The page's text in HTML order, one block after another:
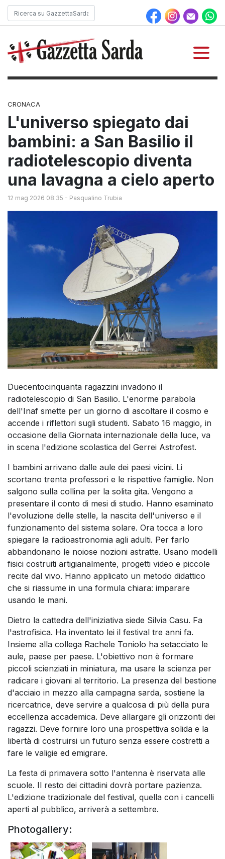
CRONACA
L'universo spiegato dai
bambini: a San Basilio il
radiotelescopio diventa
una lavagna a cielo aperto
12 mag 2026 08:35 - Pasqualino Trubia
Duecentocinquanta ragazzini invadono il
radiotelescopio di San Basilio. L'enorme parabola
dell'Inaf smette per un giorno di ascoltare il cosmo e
accende i riflettori sugli studenti. Sabato 16 maggio, in
occasione della Giornata internazionale della luce, va
in scena l'edizione scolastica del Gerrei Astrofest.
I bambini arrivano dalle aule dei paesi vicini. Li
scortano trenta professori e le rispettive famiglie. Non
salgono sulla collina per la solita gita. Vengono a
presentare il conto di mesi di studio. Hanno esaminato
l'evoluzione delle stelle, la nascita dell'universo e il
funzionamento del sistema solare. Ora tocca a loro
spiegare la radioastronomia agli adulti. Per farlo
abbandonano le noiose nozioni astratte. Usano modelli
fisici costruiti artigianalmente, progetti video e piccole
recite dal vivo. Hanno applicato un metodo didattico
che si riassume in una formula chiara: imparare
usando le mani.
Dietro la cattedra dell'iniziativa siede Silvia Casu. Fa
l'astrofisica. Ha inventato lei il festival tre anni fa.
Insieme alla collega Rachele Toniolo ha setacciato le
aule, paese per paese. L'obiettivo non è formare
piccoli scienziati in miniatura, ma usare la scienza per
radicare i giovani al territorio. La presenza del bestione
d'acciaio in mezzo alla campagna sarda, sostiene la
ricercatrice, deve servire a qualcosa di più della pura
eccellenza accademica. Deve allargare gli orizzonti dei
ragazzi. Deve fornire loro una prospettiva solida e la
libertà di costruirsi un futuro senza essere costretti a
fare le valigie ed emigrare.
La festa di primavera sotto l'antenna è riservata alle
scuole. Il resto dei cittadini dovrà portare pazienza.
L'edizione tradizionale del festival, quella con i cancelli
aperti al pubblico, arriverà a settembre.
Photogallery: